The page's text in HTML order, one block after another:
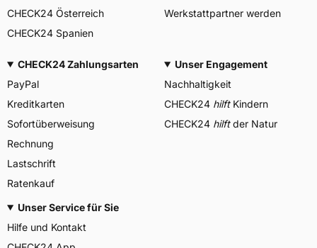
CHECK24 Österreich
CHECK24 Spanien
Werkstattpartner werden
CHECK24 Zahlungsarten
PayPal
Kreditkarten
Sofortüberweisung
Rechnung
Lastschrift
Ratenkauf
Unser Engagement
Nachhaltigkeit
CHECK24 hilftKindern
CHECK24 hilftder Natur
Unser Service für Sie
Hilfe und Kontakt